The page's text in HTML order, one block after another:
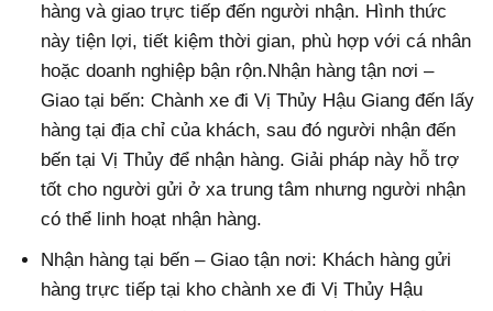
hàng và giao trực tiếp đến người nhận. Hình thức
này tiện lợi, tiết kiệm thời gian, phù hợp với cá nhân
hoặc doanh nghiệp bận rộn.Nhận hàng tận nơi –
Giao tại bến: Chành xe đi Vị Thủy Hậu Giang đến lấy
hàng tại địa chỉ của khách, sau đó người nhận đến
bến tại Vị Thủy để nhận hàng. Giải pháp này hỗ trợ
tốt cho người gửi ở xa trung tâm nhưng người nhận
có thể linh hoạt nhận hàng.
Nhận hàng tại bến – Giao tận nơi: Khách hàng gửi
hàng trực tiếp tại kho chành xe đi Vị Thủy Hậu